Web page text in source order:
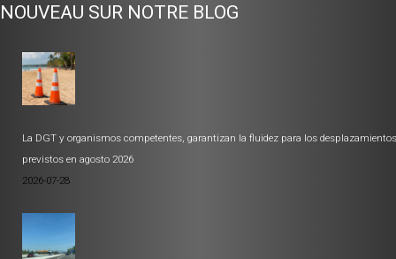
NOUVEAU SUR NOTRE BLOG
La DGT y organismos competentes, garantizan la fluidez para los desplazamientos
previstos en agosto 2026
2026-07-28